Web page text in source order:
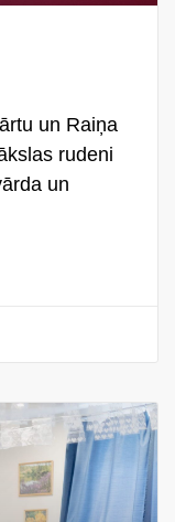
un Raiņa
rudeni
un